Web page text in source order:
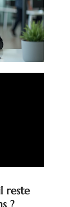
reste
?